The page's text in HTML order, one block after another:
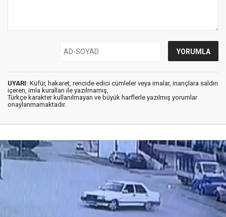
UYARI: Küfür, hakaret, rencide edici cümleler veya imalar, inançlara saldırı
içeren, imla kuralları ile yazılmamış,
Türkçe karakter kullanılmayan ve büyük harflerle yazılmış yorumlar
onaylanmamaktadır.